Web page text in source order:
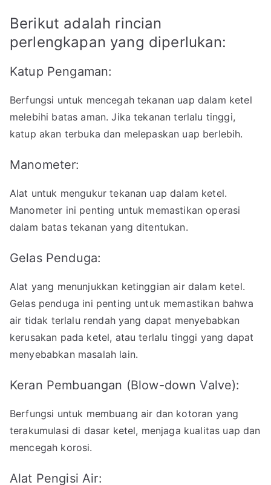
Berikut adalah rincian
perlengkapan yang diperlukan:
Katup Pengaman:
Berfungsi untuk mencegah tekanan uap dalam ketel
melebihi batas aman. Jika tekanan terlalu tinggi,
katup akan terbuka dan melepaskan uap berlebih.
Manometer:
Alat untuk mengukur tekanan uap dalam ketel.
Manometer ini penting untuk memastikan operasi
dalam batas tekanan yang ditentukan.
Gelas Penduga:
Alat yang menunjukkan ketinggian air dalam ketel.
Gelas penduga ini penting untuk memastikan bahwa
air tidak terlalu rendah yang dapat menyebabkan
kerusakan pada ketel, atau terlalu tinggi yang dapat
menyebabkan masalah lain.
Keran Pembuangan (Blow-down Valve):
Berfungsi untuk membuang air dan kotoran yang
terakumulasi di dasar ketel, menjaga kualitas uap dan
mencegah korosi.
Alat Pengisi Air: